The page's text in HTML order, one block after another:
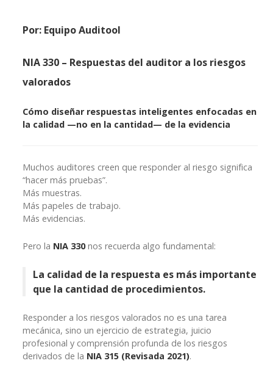
Por: Equipo Auditool
NIA 330 – Respuestas del auditor a los riesgos
valorados
Cómo diseñar respuestas inteligentes enfocadas en
la calidad —no en la cantidad— de la evidencia
Muchos auditores creen que responder al riesgo significa
“hacer más pruebas”.
Más muestras.
Más papeles de trabajo.
Más evidencias.
Pero la NIA 330nos recuerda algo fundamental:
La calidad de la respuesta es más importante
que la cantidad de procedimientos.
Responder a los riesgos valorados no es una tarea
mecánica, sino un ejercicio de estrategia, juicio
profesional y comprensión profunda de los riesgos
derivados de la NIA 315 (Revisada 2021).